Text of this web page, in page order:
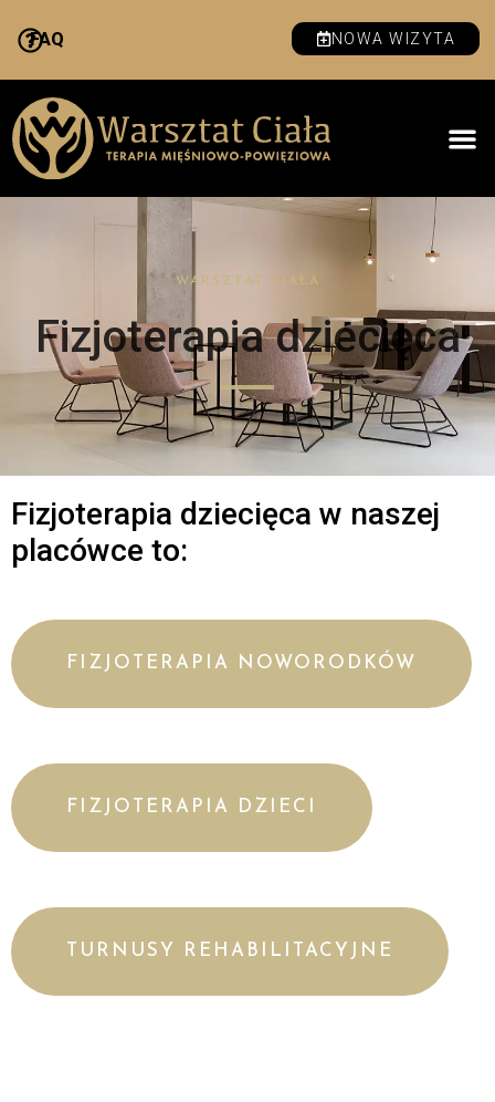
FAQ NOWA WIZYTA
WARSZTAT CIAŁA
Fizjoterapia dziecięca
Fizjoterapia dziecięca w naszej
placówce to:
FIZJOTERAPIA NOWORODKÓW
FIZJOTERAPIA DZIECI
TURNUSY REHABILITACYJNE